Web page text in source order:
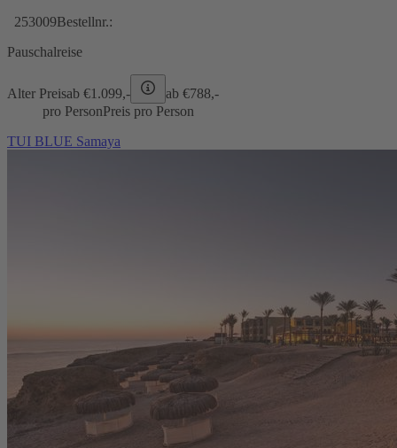
253009Bestellnr.:
Pauschalreise
Alter Preisab €1.099,- ab €788,-
pro PersonPreis pro Person
TUI BLUE Samaya